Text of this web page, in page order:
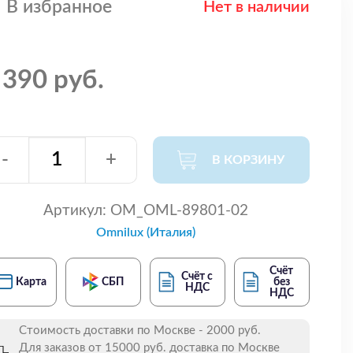
В избранное Нет в наличии
руб.
- + В КОРЗИНУ
Артикул: OM_OML-89801-02
Omnilux (Италия)
Карта СБП
Счёт с
НДС
Счёт
без
НДС
Стоимость доставки по Москве - 2000 руб.
Для заказов от 15000 руб. доставка по Москве